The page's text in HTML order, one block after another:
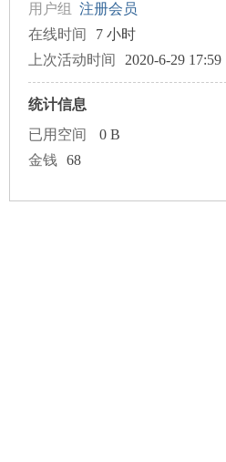
用户组 注册会员
在线时间
7 小时
上次活动时间
2020-6-29 17:59
统计信息
已用空间
0 B
金钱
68